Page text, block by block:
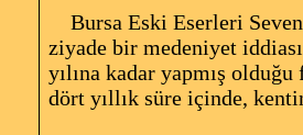
Bursa Eski Eserleri
ziyade bir medeniyet
yılına kadar yapmış
dört yıllık süre içinde,